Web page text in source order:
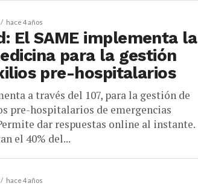
hace 4 años
El SAME implementa la
para la gestión
pre-hospitalarios
a través del 107, para la gestión de
pre-hospitalarios de emergencias
dar respuestas online al instante.
el 40% del...
hace 4 años